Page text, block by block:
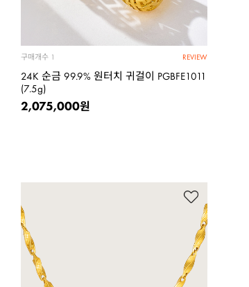
REVIEW
구매개수 1
24K 순금 99.9% 원터치 귀걸이 PGBFE1011
(7.5g)
2,075,000원